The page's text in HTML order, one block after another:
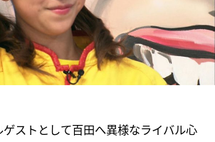
ストとして百田へ異様なライバル心